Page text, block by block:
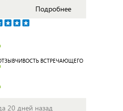
Подробнее
ВСТРЕЧАЮЩЕГО
20 дней назад